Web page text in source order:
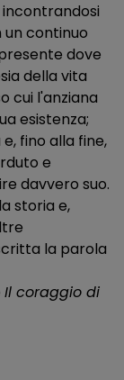
incontrandosi
un continuo
dove
della vita
cui l'anziana
esistenza;
fino alla fine,
e
davvero suo.
storia e,
la parola
Il coraggio di